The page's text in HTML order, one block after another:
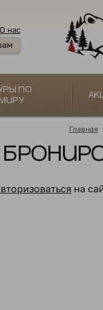
О нас
по
миру
Главная
на